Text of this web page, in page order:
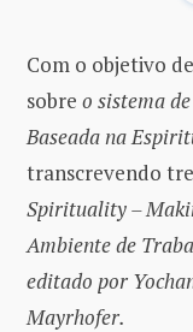
Com o objetivo
sobre o sistema
Baseada na
transcrevendo
Spirituality –
Ambiente de
editado por
Mayrhofer.